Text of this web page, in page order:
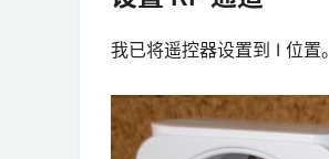
我已将遥控器设置到 I 位置。